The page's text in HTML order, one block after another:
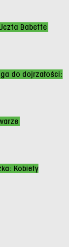
Babette
do dojrzałości:
Kobiety